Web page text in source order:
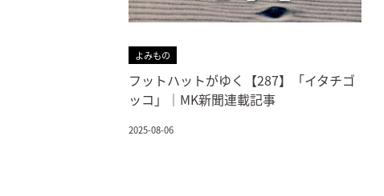
よみもの
フットハットがゆく【287】「イタチゴ
ッコ」｜MK新聞連載記事
2025-08-06